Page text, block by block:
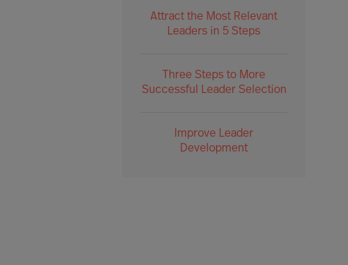
Attract the Most Relevant
Leaders in 5 Steps
Three Steps to More
Successful Leader Selection
Improve Leader
Development